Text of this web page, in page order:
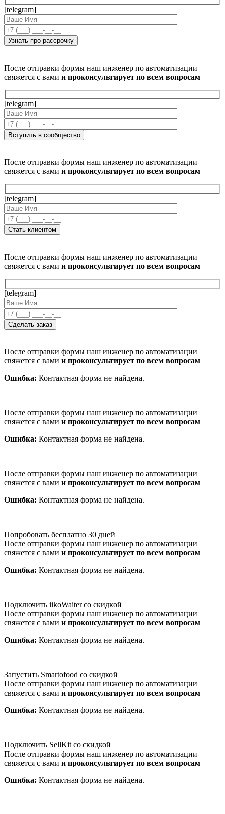
[telegram]
После отправки формы наш инженер по автоматизации
свяжется с вами и проконсультирует по всем вопросам
[telegram]
После отправки формы наш инженер по автоматизации
свяжется с вами и проконсультирует по всем вопросам
[telegram]
После отправки формы наш инженер по автоматизации
свяжется с вами и проконсультирует по всем вопросам
[telegram]
После отправки формы наш инженер по автоматизации
свяжется с вами и проконсультирует по всем вопросам
Ошибка: Контактная форма не найдена.
После отправки формы наш инженер по автоматизации
свяжется с вами и проконсультирует по всем вопросам
Ошибка: Контактная форма не найдена.
После отправки формы наш инженер по автоматизации
свяжется с вами и проконсультирует по всем вопросам
Ошибка: Контактная форма не найдена.
Попробовать бесплатно 30 дней
После отправки формы наш инженер по автоматизации
свяжется с вами и проконсультирует по всем вопросам
Ошибка: Контактная форма не найдена.
Подключить iikoWaiter со скидкой
После отправки формы наш инженер по автоматизации
свяжется с вами и проконсультирует по всем вопросам
Ошибка: Контактная форма не найдена.
Запустить Smartofood со скидкой
После отправки формы наш инженер по автоматизации
свяжется с вами и проконсультирует по всем вопросам
Ошибка: Контактная форма не найдена.
Подключить SellKit со скидкой
После отправки формы наш инженер по автоматизации
свяжется с вами и проконсультирует по всем вопросам
Ошибка: Контактная форма не найдена.